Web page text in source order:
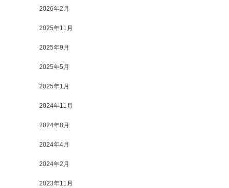
2026年2月
2025年11月
2025年9月
2025年5月
2025年1月
2024年11月
2024年8月
2024年4月
2024年2月
2023年11月